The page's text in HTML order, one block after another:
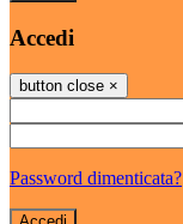
Accedi
button close ×
Password dimenticata?